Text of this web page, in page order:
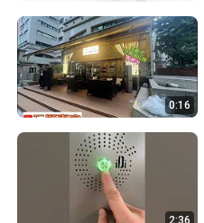
0:16
2:36